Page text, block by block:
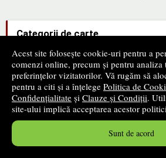
Acest site folosește cookie-uri pentru a
comenzi online, precum și pentru
preferințelor vizitatorilor. Vă rugăm să
pentru a citi și a înțelege Politica de
Confidențialitate și Clauze și Condiții.
site-ului implică acceptarea acestor
Sunt de acord
Categorii de carte
Edituri
ANPC